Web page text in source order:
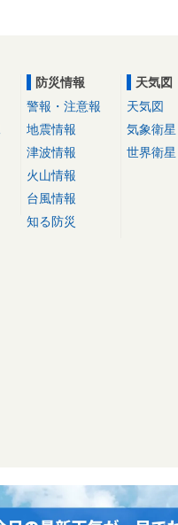
防災情報
警報・注意報
地震情報
津波情報
火山情報
台風情報
知る防災
天気図
天気図
気象衛星
世界衛星